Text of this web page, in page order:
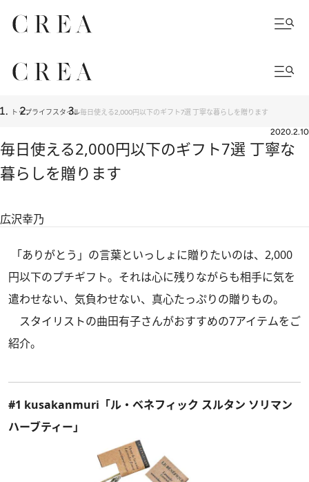
トップライフスタイル毎日使える2,000円以下のギフト7選 丁寧な暮らしを贈ります
2020.2.10
毎日使える2,000円以下のギフト7選 丁寧な
暮らしを贈ります
広沢幸乃
「ありがとう」の言葉といっしょに贈りたいのは、2,000
円以下のプチギフト。それは心に残りながらも相手に気を
遣わせない、気負わせない、真心たっぷりの贈りもの。
スタイリストの曲田有子さんがおすすめの7アイテムをご
紹介。
#1 kusakanmuri「ル・ベネフィック スルタン ソリマン
ハーブティー」